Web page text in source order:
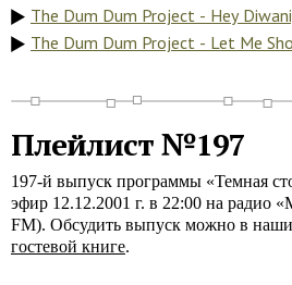
The Dum Dum Project - Hey
The Dum Dum Project - Let Me
Плейлист №197
197-й выпуск программы «Темная
эфир 12.12.2001 г. в 22:00 на радио
FM). Обсудить выпуск можно в
гостевой книге.